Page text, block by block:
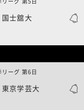
国士舘大
東京学芸大
ーグ 第6日